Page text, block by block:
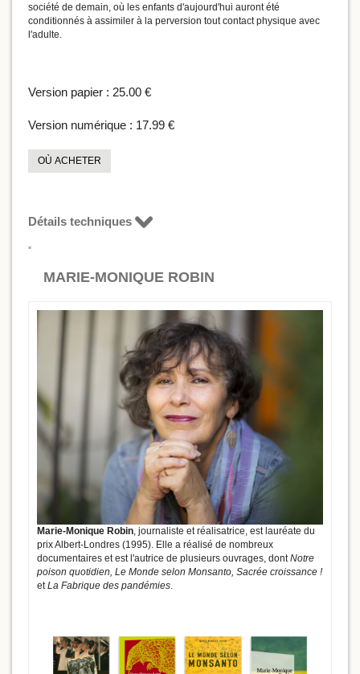
société de demain, où les enfants d'aujourd'hui auront été
conditionnés à assimiler à la perversion tout contact physique avec
l'adulte.
Version papier : 25.00 €
Version numérique : 17.99 €
OÙ ACHETER
Détails techniques
MARIE-MONIQUE ROBIN
Marie-Monique Robin , journaliste et réalisatrice, est lauréate du
prix Albert-Londres (1995). Elle a réalisé de nombreux
documentaires et est l'autrice de plusieurs ouvrages, dontNotre
poison quotidien, Le Monde selon Monsanto, Sacrée croissance !
etLa Fabrique des pandémies